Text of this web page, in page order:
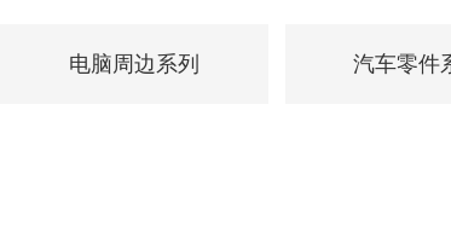
电脑周边系列 汽车零件